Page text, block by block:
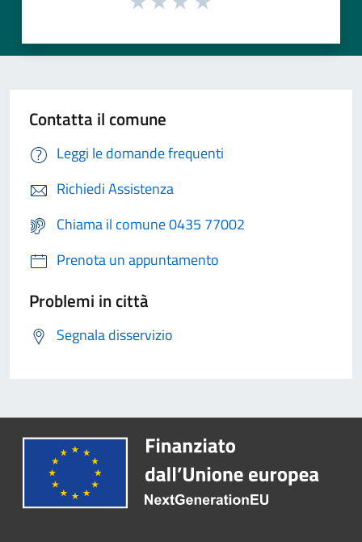
Contatta il comune
Leggi le domande frequenti
Richiedi Assistenza
Chiama il comune 0435 77002
Prenota un appuntamento
Problemi in città
Segnala disservizio